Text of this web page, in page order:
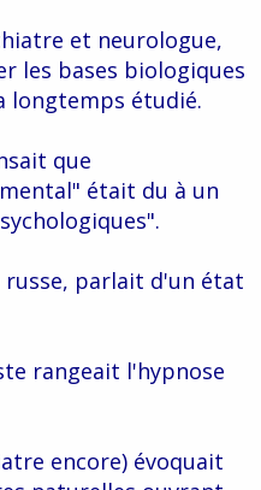
et neurologue,
les bases biologiques
longtemps étudié.
que
était du à un
russe, parlait d'un état
rangeait l'hypnose
encore) évoquait